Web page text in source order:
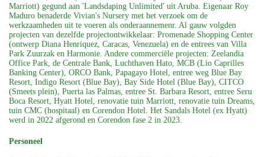
Marriott) gegund aan 'Landsdaping Unlimited' uit Aruba. Eigenaar Roy
Maduro benaderde Vivian's Nursery met het verzoek om de
werkzaamheden uit te voeren als onderaannemenr. Al gauw volgden
projecten van dezelfde projectontwikkelaar: Promenade Shopping Center
(ontwerp Diana Henriquez, Caracas, Venezuela) en de entrees van Villa
Park Zuurzak en Harmonie. Andere commerciële projecten: Zeelandia
Office Park, de Centrale Bank, Luchthaven Hato, MCB (Lio Caprilles
Banking Center), ORCO Bank, Papagayo Hotel, entree weg Blue Bay
Resort, Indigo Resort (Blue Bay), Bay Side Hotel (Blue Bay), CITCO
(Smeets plein), Puerta las Palmas, entree St. Barbara Resort, entree Seru
Boca Resort, Hyatt Hotel, renovatie tuin Marriott, renovatie tuin Dreams,
tuin CMC (hospitaal) en Corendon Hotel. Het Sandals Hotel (ex Hyatt)
werd in 2022 afgerond en Corendon fase 2 in 2023.
Personeel